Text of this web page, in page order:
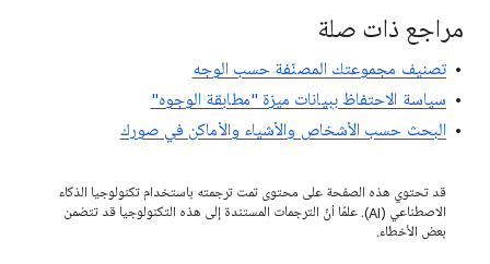
مراجع ذات صلة
تصنيف مجموعتك المصنّفة حسب الوجه
سياسة الاحتفاظ ببيانات ميزة "مطابقة الوجوه"
البحث حسب الأشخاص والأشياء والأماكن في صورك
قد تحتوي هذه الصفحة على محتوى تمت ترجمته باستخدام تكنولوجيا الذكاء
الاصطناعي (AI). علمًا أنّ الترجمات المستندة إلى هذه التكنولوجيا قد تتضمن
بعض الأخطاء.